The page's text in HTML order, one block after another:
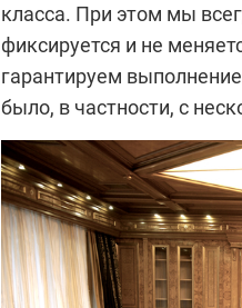
класса. При этом мы
фиксируется и не
гарантируем
было, в частности, с